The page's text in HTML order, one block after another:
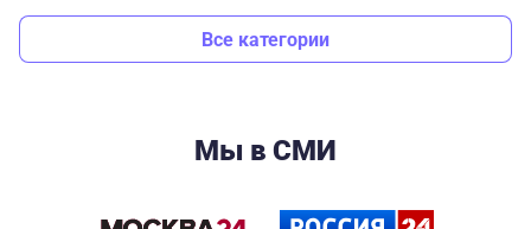
Все категории
Мы в СМИ